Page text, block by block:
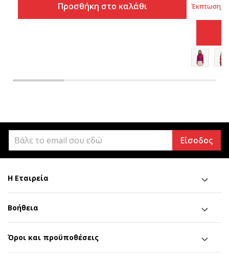
Προσθήκη στο καλάθι Έκπτωση30
Είσοδος
Η Εταιρεία
Βοήθεια
Όροι και προϋποθέσεις